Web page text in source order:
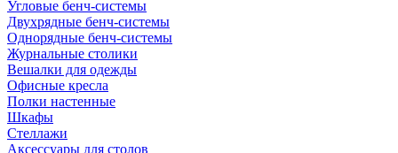
Угловые бенч-системы
Двухрядные бенч-системы
Однорядные бенч-системы
Журнальные столики
Вешалки для одежды
Офисные кресла
Полки настенные
Шкафы
Стеллажи
Аксессуары для столов